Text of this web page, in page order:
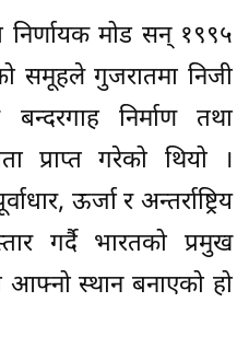
निर्णायक मोड सन् १९९५
समूहले गुजरातमा निजी
बन्दरगाह निर्माण तथा
प्राप्त गरेको थियो ।
ऊर्जा र अन्तर्राष्ट्रिय
गर्दै भारतको प्रमुख
स्थान बनाएको हो